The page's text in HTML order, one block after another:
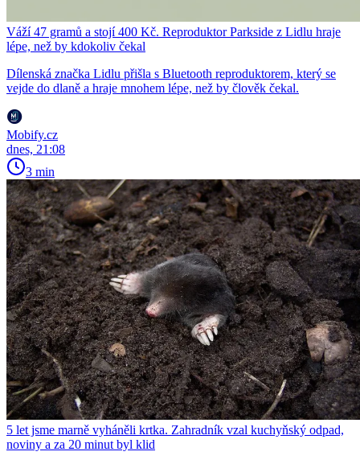
Váží 47 gramů a stojí 400 Kč. Reproduktor Parkside z Lidlu hraje
lépe, než by kdokoliv čekal
Dílenská značka Lidlu přišla s Bluetooth reproduktorem, který se
vejde do dlaně a hraje mnohem lépe, než by člověk čekal.
Mobify.cz
dnes, 21:08
3 min
5 let jsme marně vyháněli krtka. Zahradník vzal kuchyňský odpad,
noviny a za 20 minut byl klid